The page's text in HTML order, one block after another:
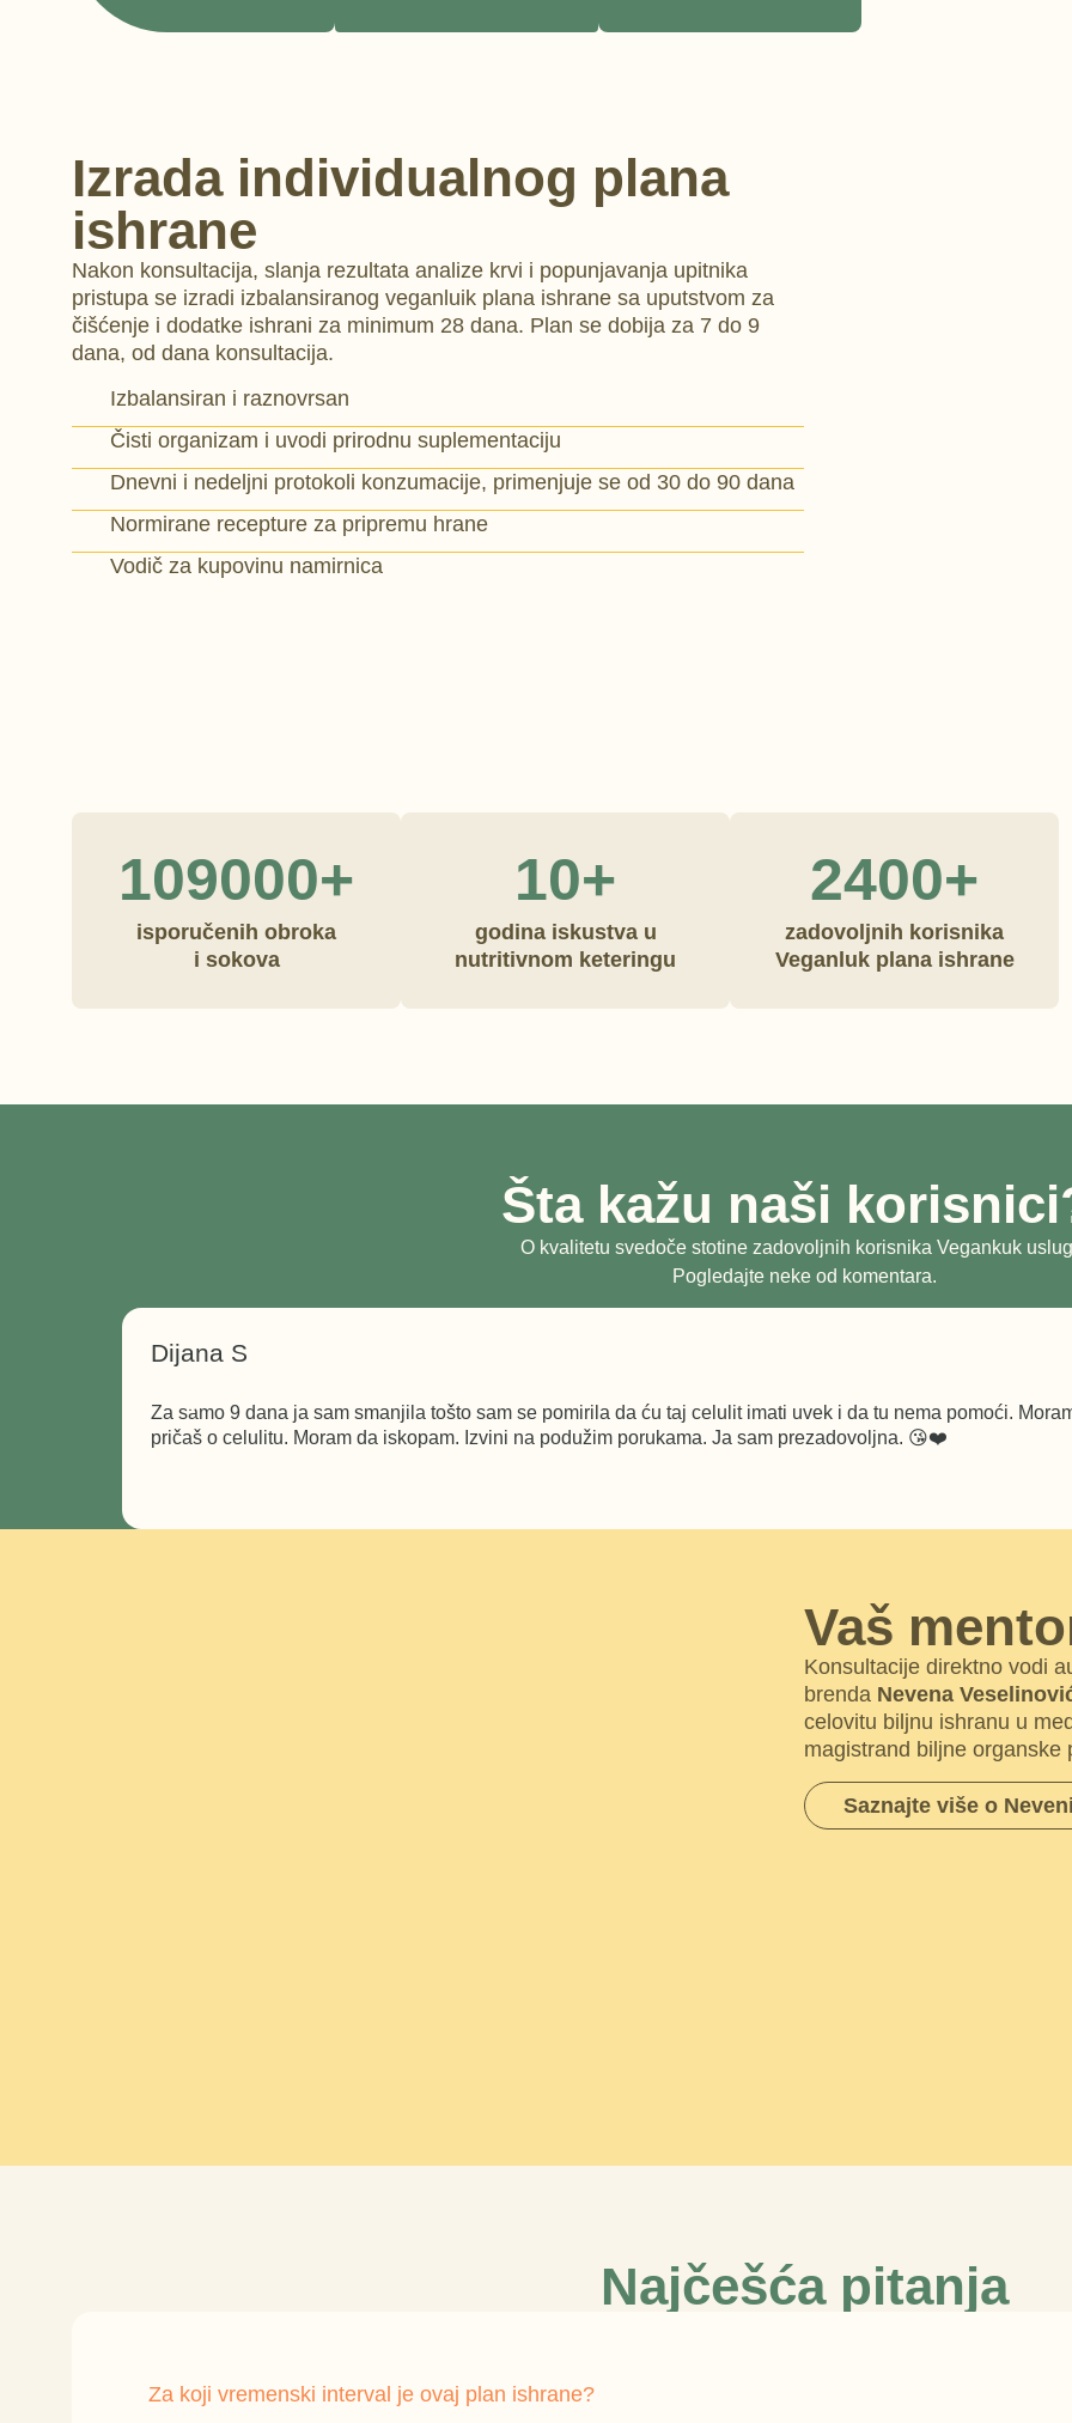
Izrada individualnog plana
ishrane
Nakon konsultacija, slanja rezultata analize krvi i popunjavanja upitnika
pristupa se izradi izbalansiranog veganluik plana ishrane sa uputstvom za
čišćenje i dodatke ishrani za minimum 28 dana. Plan se dobija za 7 do 9
dana, od dana konsultacija.
Izbalansiran i raznovrsan
Čisti organizam i uvodi prirodnu suplementaciju
Dnevni i nedeljni protokoli konzumacije, primenjuje se od 30 do 90 dana
Normirane recepture za pripremu hrane
Vodič za kupovinu namirnica
109000+
isporučenih obroka
i sokova
10+
godina iskustva u
nutritivnom keteringu
2400+
zadovoljnih korisnika
Veganluk plana ishrane
Šta kažu naši
O kvalitetu svedoče stotine zadovoljnih korisnika Vegankuk
Pogledajte neke od komentara.
Za samo 9 dana ja sam smanjila tošto sam se pomirila da ću taj celulit imati uvek i da tu nema pomoći.
pričaš o celulitu. Moram da iskopam. Izvini na podužim porukama. Ja sam prezadovoljna. 😘❤️
Dijana S
Vaš
Konsultacije direktno vodi
brenda Nevena
celovitu biljnu ishranu u
magistrand biljne organske
Saznajte više o Neveni
Najčešća pitanja
Za koji vremenski interval je ovaj plan ishrane?